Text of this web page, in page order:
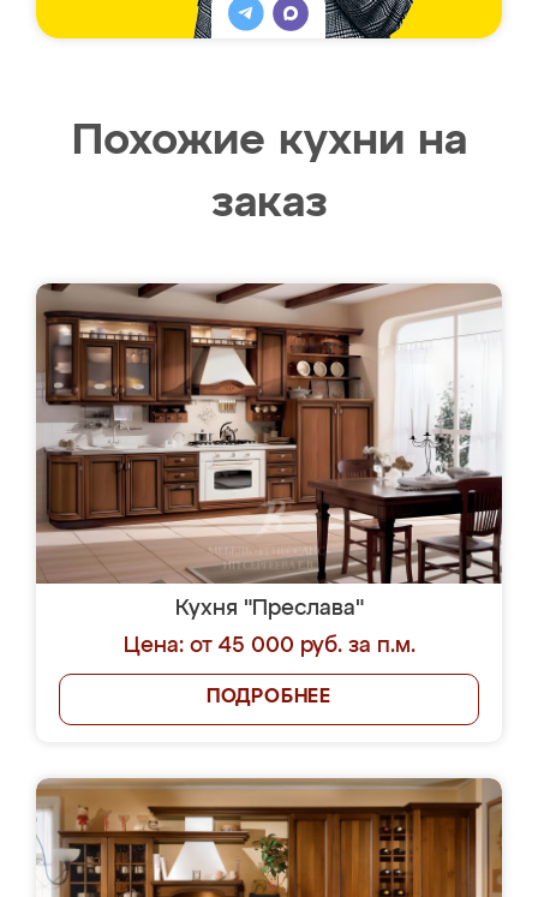
Похожие кухни на
заказ
Кухня "Преслава"
Цена: от 45 000 руб. за п.м.
ПОДРОБНЕЕ